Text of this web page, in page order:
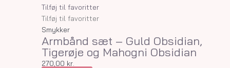
Tilføj til favoritter
Tilføj til favoritter
Smykker
Armbånd sæt – Guld Obsidian,
Tigerøje og Mahogni Obsidian
270,00 kr.